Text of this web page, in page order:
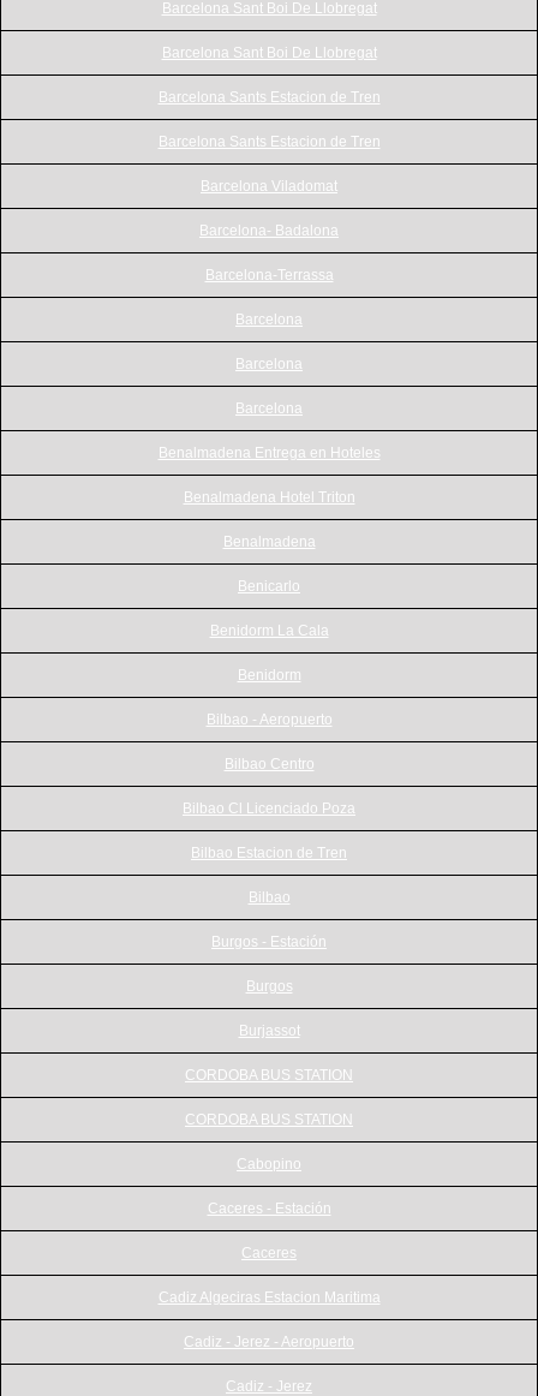
Barcelona Sant Boi De Llobregat
Barcelona Sant Boi De Llobregat
Barcelona Sants Estacion de Tren
Barcelona Sants Estacion de Tren
Barcelona Viladomat
Barcelona- Badalona
Barcelona-Terrassa
Barcelona
Barcelona
Barcelona
Benalmadena Entrega en Hoteles
Benalmadena Hotel Triton
Benalmadena
Benicarlo
Benidorm La Cala
Benidorm
Bilbao - Aeropuerto
Bilbao Centro
Bilbao Cl Licenciado Poza
Bilbao Estacion de Tren
Bilbao
Burgos - Estación
Burgos
Burjassot
CORDOBA BUS STATION
CORDOBA BUS STATION
Cabopino
Caceres - Estación
Caceres
Cadiz Algeciras Estacion Maritima
Cadiz - Jerez - Aeropuerto
Cadiz - Jerez